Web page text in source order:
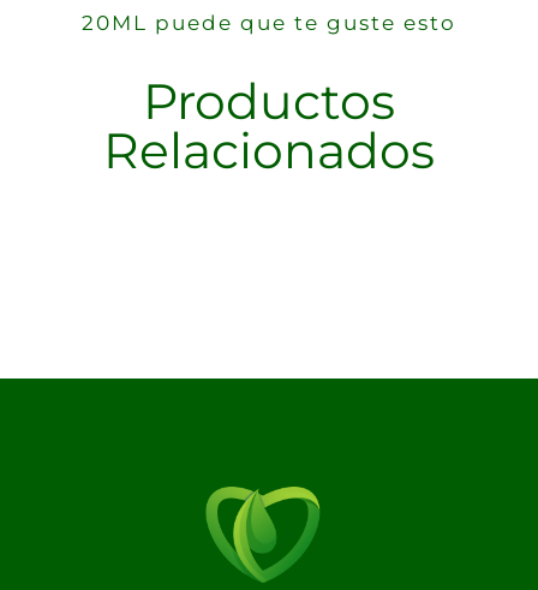
20ML puede que te guste esto
Productos
Relacionados